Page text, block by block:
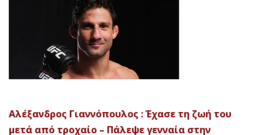
Αλέξανδρος Γιαννόπουλος : Έχασε τη ζωή του
μετά από τροχαίο – Πάλεψε γενναία στην